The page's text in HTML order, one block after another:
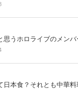
思うホロライブのメンバ
日本食？それとも中華料